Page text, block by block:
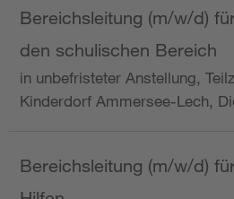
Bereichsleitung (m/w/d)
den schulischen Bereich
in unbefristeter Anstellung,
Kinderdorf Ammersee-Lech,
Bereichsleitung (m/w/d)